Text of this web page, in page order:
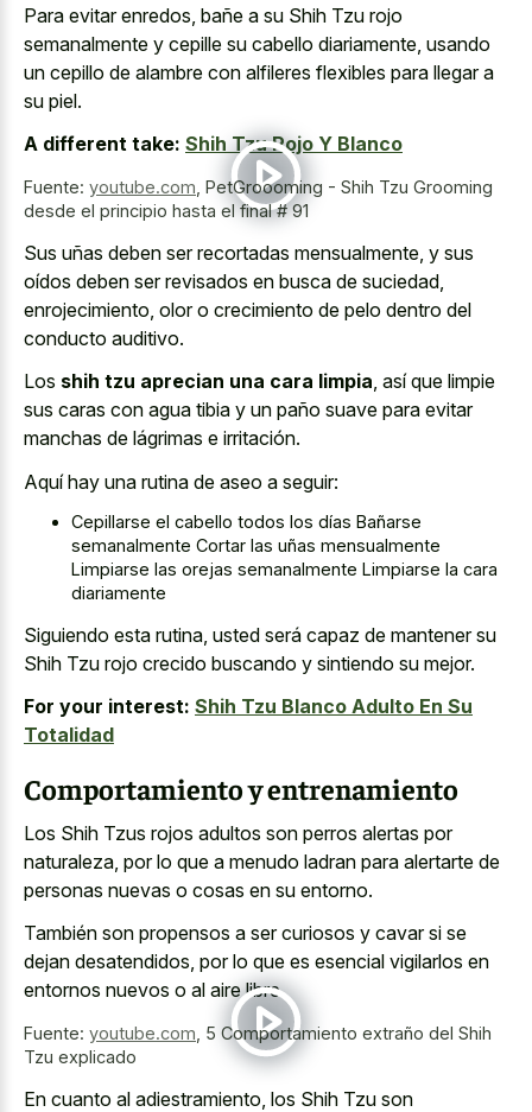
Para evitar enredos, bañe a su Shih Tzu rojo
semanalmente y cepille su cabello diariamente, usando
un cepillo de alambre con alfileres flexibles para llegar a
su piel.
A different take: Shih Tzu Rojo Y Blanco
Fuente: youtube.com, PetGroooming - Shih Tzu Grooming
desde el principio hasta el final # 91
Sus uñas deben ser recortadas mensualmente, y sus
oídos deben ser revisados en busca de suciedad,
enrojecimiento, olor o crecimiento de pelo dentro del
conducto auditivo.
Los shih tzu aprecian una cara limpia, así que limpie
sus caras con agua tibia y un paño suave para evitar
manchas de lágrimas e irritación.
Aquí hay una rutina de aseo a seguir:
Cepillarse el cabello todos los días Bañarse
semanalmente Cortar las uñas mensualmente
Limpiarse las orejas semanalmente Limpiarse la cara
diariamente
Siguiendo esta rutina, usted será capaz de mantener su
Shih Tzu rojo crecido buscando y sintiendo su mejor.
For your interest: Shih Tzu Blanco Adulto En Su
Totalidad
Comportamiento y entrenamiento
Los Shih Tzus rojos adultos son perros alertas por
naturaleza, por lo que a menudo ladran para alertarte de
personas nuevas o cosas en su entorno.
También son propensos a ser curiosos y cavar si se
dejan desatendidos, por lo que es esencial vigilarlos en
entornos nuevos o al aire libre.
Fuente: youtube.com, 5 Comportamiento extraño del Shih
Tzu explicado
En cuanto al adiestramiento, los Shih Tzu son